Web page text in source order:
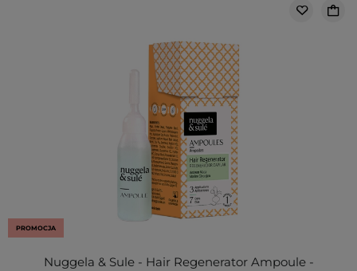
PROMOCJA
Nuggela & Sule - Hair Regenerator Ampoule -